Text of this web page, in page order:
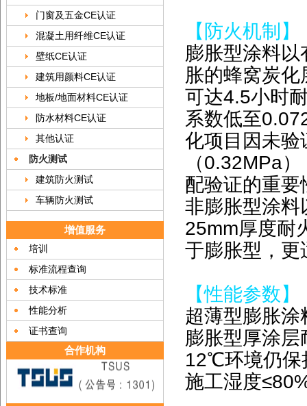
门窗及五金CE认证
混凝土用纤维CE认证
壁纸CE认证
建筑用颜料CE认证
地板/地面材料CE认证
防水材料CE认证
其他认证
防火测试
建筑防火测试
车辆防火测试
增值服务
培训
标准流程查询
技术标准
性能分析
证书查询
合作机构
【防火机制】
膨胀型涂料
胀的蜂窝炭
可达4.5小时
系数低至
化项目因未验
（0.32MPa
配验证的重要
非膨胀型涂料
25mm厚度耐
于膨胀型，更
【性能参数】
超薄型膨胀
膨胀型厚涂
12℃环境仍保
施工湿度